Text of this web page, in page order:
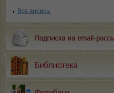
Все анонсы